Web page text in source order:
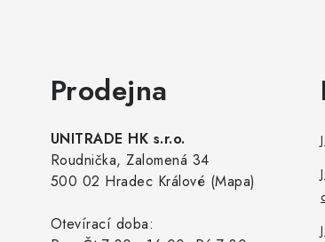
Prodejna
UNITRADE HK s.r.o.
Roudnička, Zalomená 34
500 02 Hradec Králové (Mapa)
Otevírací doba: